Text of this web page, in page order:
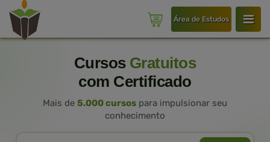
Área de Estudos
Cursos Gratuitos
com Certificado
Mais de 5.000 cursos para impulsionar seu
conhecimento